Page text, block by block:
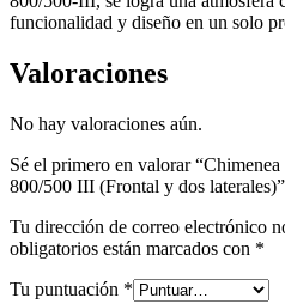
funcionalidad y diseño en un solo
Valoraciones
No hay valoraciones aún.
Sé el primero en valorar
800/500 III (Frontal y dos laterales)”
Tu dirección de correo electrónico
obligatorios están marcados con *
Tu puntuación *